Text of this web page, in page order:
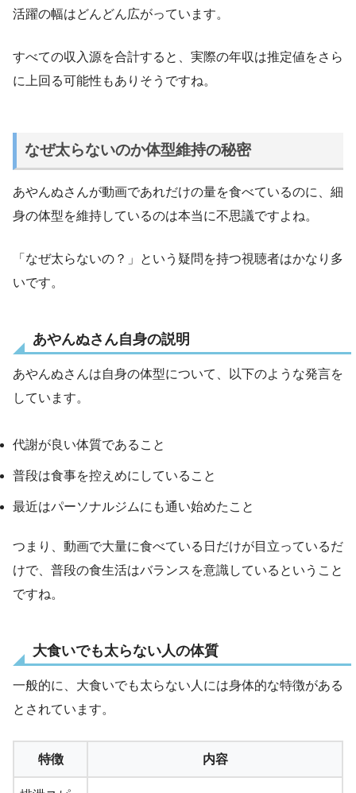
活躍の幅はどんどん広がっています。
すべての収入源を合計すると、実際の年収は推定値をさら
に上回る可能性もありそうですね。
なぜ太らないのか体型維持の秘密
あやんぬさんが動画であれだけの量を食べているのに、細
身の体型を維持しているのは本当に不思議ですよね。
「なぜ太らないの？」という疑問を持つ視聴者はかなり多
いです。
あやんぬさん自身の説明
あやんぬさんは自身の体型について、以下のような発言を
しています。
代謝が良い体質であること
普段は食事を控えめにしていること
最近はパーソナルジムにも通い始めたこと
つまり、動画で大量に食べている日だけが目立っているだ
けで、普段の食生活はバランスを意識しているということ
ですね。
大食いでも太らない人の体質
一般的に、大食いでも太らない人には身体的な特徴がある
とされています。
特徴 内容